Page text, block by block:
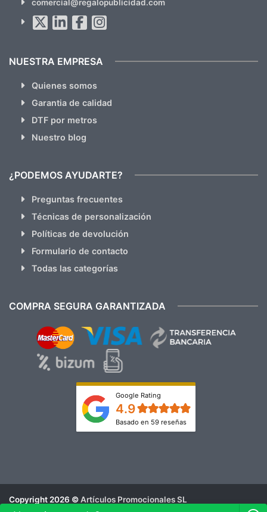
hacemos Spam)
comercial@regalopublicidad.com
NUESTRA EMPRESA
Quienes somos
Garantia de calidad
DTF por metros
Nuestro blog
¿PODEMOS AYUDARTE?
Preguntas frecuentes
Técnicas de personalización
Políticas de devolución
Formulario de contacto
Todas las categorías
COMPRA SEGURA GARANTIZADA
Google Rating
4.9
Basado en 59 reseñas
Copyright 2026 ©Artículos Promocionales SL